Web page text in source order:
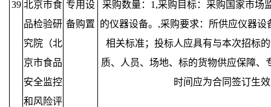
39 北京市食
品检验研
究院（北
京市食品
安全监控
和风险评
专用设
备购置
采购数量：1,采购目标：采购国家市场
的仪器设备。,采购要求：所供应仪器
相关标准；投标人应具有与本次招标
质、人员、场地、标的货物供应保障、
时间应为合同签订生